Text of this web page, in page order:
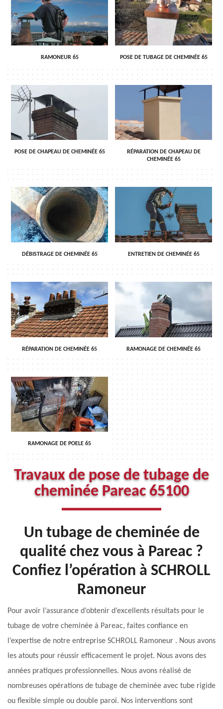
RAMONEUR 65 POSE DE TUBAGE DE CHEMINÉE 65
POSE DE CHAPEAU DE CHEMINÉE 65
RÉPARATION DE CHAPEAU DE
CHEMINÉE 65
DÉBISTRAGE DE CHEMINÉE 65 ENTRETIEN DE CHEMINÉE 65
RÉPARATION DE CHEMINÉE 65 RAMONAGE DE CHEMINÉE 65
RAMONAGE DE POELE 65
Travaux de pose de tubage de
cheminée Pareac 65100
Un tubage de cheminée de
qualité chez vous à Pareac ?
Confiez l’opération à SCHROLL
Ramoneur
Pour avoir l’assurance d’obtenir d’excellents résultats pour le
tubage de votre cheminée à Pareac, faites confiance en
l’expertise de notre entreprise SCHROLL Ramoneur . Nous avons
les atouts pour réussir efficacement le projet. Nous avons des
années pratiques professionnelles. Nous avons réalisé de
nombreuses opérations de tubage de cheminée avec tube rigide
ou flexible simple ou double paroi. Nos interventions sont